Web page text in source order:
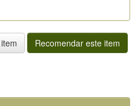
Recomendar este item